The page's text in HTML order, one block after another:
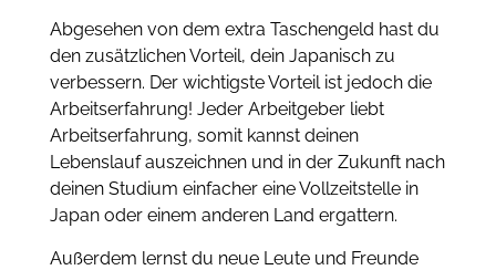
Abgesehen von dem extra Taschengeld hast du
den zusätzlichen Vorteil, dein Japanisch zu
verbessern. Der wichtigste Vorteil ist jedoch die
Arbeitserfahrung! Jeder Arbeitgeber liebt
Arbeitserfahrung, somit kannst deinen
Lebenslauf auszeichnen und in der Zukunft nach
deinen Studium einfacher eine Vollzeitstelle in
Japan oder einem anderen Land ergattern.
Außerdem lernst du neue Leute und Freunde